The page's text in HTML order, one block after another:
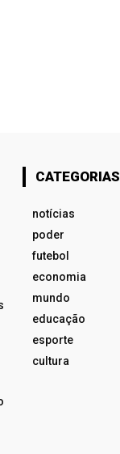
CATEGORIAS
notícias
poder
futebol
economia
mundo
educação
esporte
cultura